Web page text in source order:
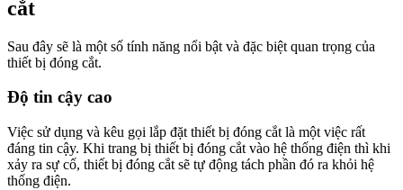
cắt
Sau đây sẽ là một số tính năng nổi bật và đặc biệt quan trọng của
thiết bị đóng cắt.
Độ tin cậy cao
Việc sử dụng và kêu gọi lắp đặt thiết bị đóng cắt là một việc rất
đáng tin cậy. Khi trang bị thiết bị đóng cắt vào hệ thống điện thì khi
xảy ra sự cố, thiết bị đóng cắt sẽ tự động tách phần đó ra khỏi hệ
thống điện.